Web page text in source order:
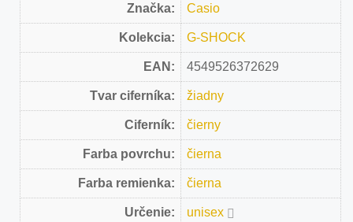
Značka: Casio
Kolekcia: G-SHOCK
EAN: 4549526372629
Tvar ciferníka: žiadny
Ciferník: čierny
Farba povrchu: čierna
Farba remienka: čierna
Určenie: unisex